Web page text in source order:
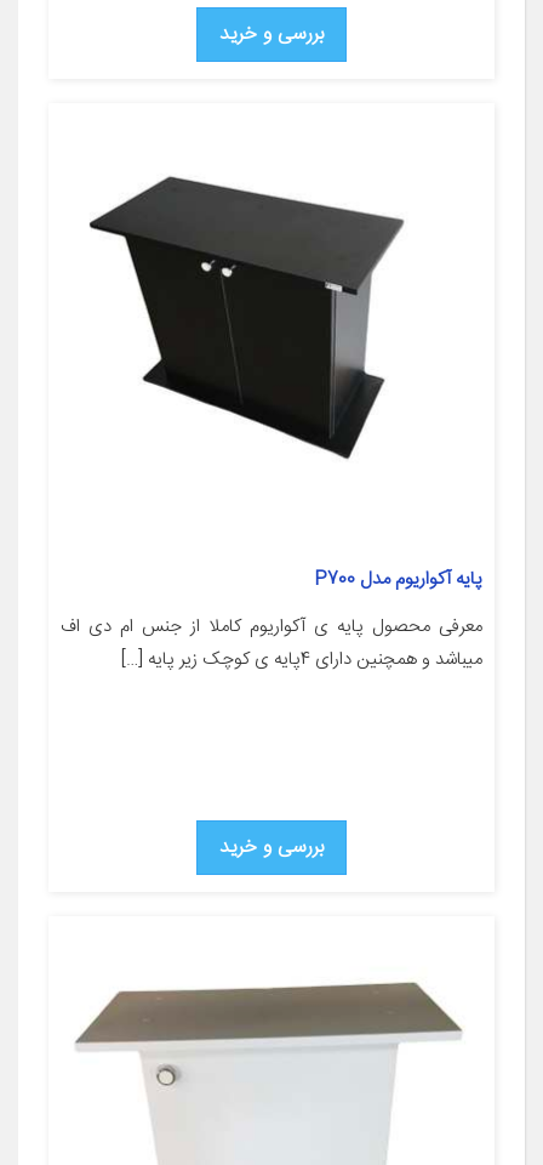
بررسی و خرید
پایه آکواریوم مدل P700
معرفی محصول پایه ی آکواریوم کاملا از جنس ام دی اف
میباشد و همچنین دارای 4پایه ی کوچک زیر پایه […]
بررسی و خرید